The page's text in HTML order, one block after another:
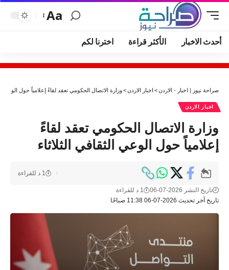
Aa
أحدث الاخبار الأكثر قراءة اخترنا لكم
صراحة نيوز | اخبار - الاردن> اخبار الاردن>وزارة الاتصال الحكومي تعقد لقاءً إعلامياً حول الوعي
اخبار الاردن
وزارة الاتصال الحكومي تعقد لقاءً
إعلامياً حول الوعي الثقافي الثلاثاء
تاريخ آخر تحديث 2026-07-06 11:38 صباحًا
تاريخ النشر 2026-07-06 1 د للقراءة
1 د للقراءة